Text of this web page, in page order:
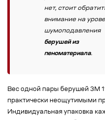
нет, стоит
внимание на
шумоподавления
берушей из
пеноматериала.
Вес одной пары берушей 3M
практически неощутимыми
Индивидуальная упаковка